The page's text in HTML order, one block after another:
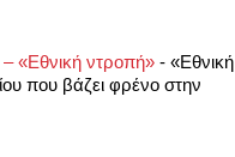
«Εθνική ντροπή» - «Εθνική
που βάζει φρένο στην